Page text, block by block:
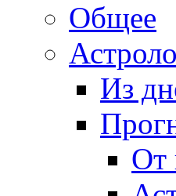
Общее
Из
От